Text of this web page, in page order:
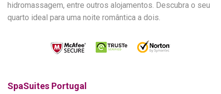
hidromassagem, entre outros alojamentos. Descubra o seu
quarto ideal para uma noite romântica a dois.
SpaSuites Portugal